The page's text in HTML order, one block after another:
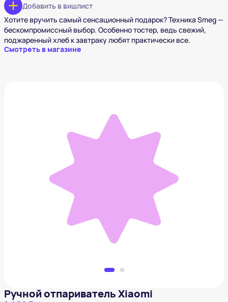
Добавить в вишлист
Хотите вручить самый сенсационный подарок? Техника Smeg —
бескомпромиссный выбор. Особенно тостер, ведь свежий,
поджаренный хлеб к завтраку любят практически все.
Смотреть в магазине
Ручной отпариватель Xiaomi